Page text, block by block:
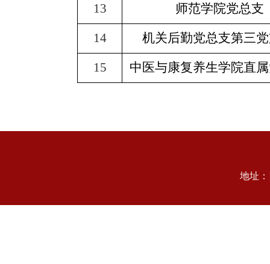
13 师范学院党总支
14 机关后勤党总支第三
15 中医与康复养生学院直
地址